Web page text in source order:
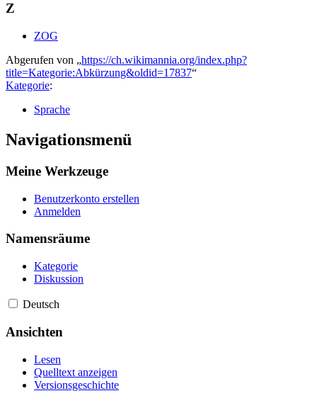
Z
ZOG
Abgerufen von „https://ch.wikimannia.org/index.php?
title=Kategorie:Abkürzung&oldid=17837“
Kategorie:
Sprache
Navigationsmenü
Meine Werkzeuge
Benutzerkonto erstellen
Anmelden
Namensräume
Kategorie
Diskussion
Deutsch
Ansichten
Lesen
Quelltext anzeigen
Versionsgeschichte